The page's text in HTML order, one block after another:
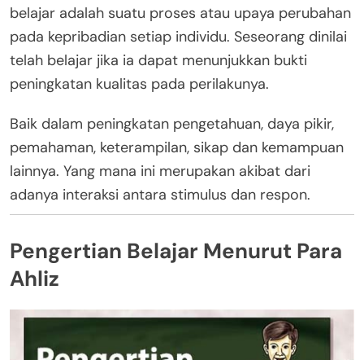
belajar adalah suatu proses atau upaya perubahan
pada kepribadian setiap individu. Seseorang dinilai
telah belajar jika ia dapat menunjukkan bukti
peningkatan kualitas pada perilakunya.
Baik dalam peningkatan pengetahuan, daya pikir,
pemahaman, keterampilan, sikap dan kemampuan
lainnya. Yang mana ini merupakan akibat dari
adanya interaksi antara stimulus dan respon.
Pengertian Belajar Menurut Para
Ahliz